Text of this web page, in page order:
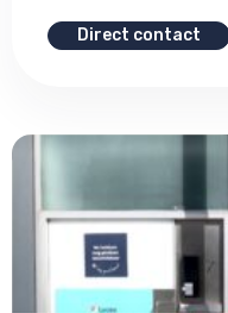
Direct contact